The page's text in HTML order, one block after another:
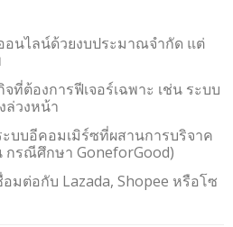
อนไลน์ด้วยงบประมาณจำกัด แต่
จที่ต้องการฟีเจอร์เฉพาะ เช่น ระบบ
ล่วงหน้า
ะบบอีคอมเมิร์ซที่ผสานการบริจาค
กรณีศึกษา GoneforGood)
อมต่อกับ Lazada, Shopee หรือโซ